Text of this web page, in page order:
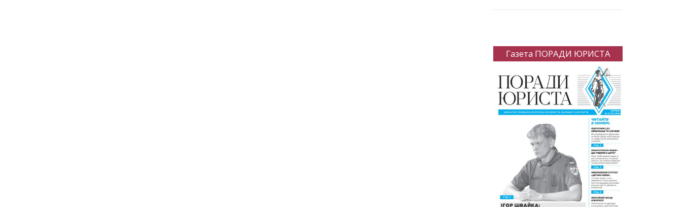
Газета ПОРАДИ ЮРИСТА